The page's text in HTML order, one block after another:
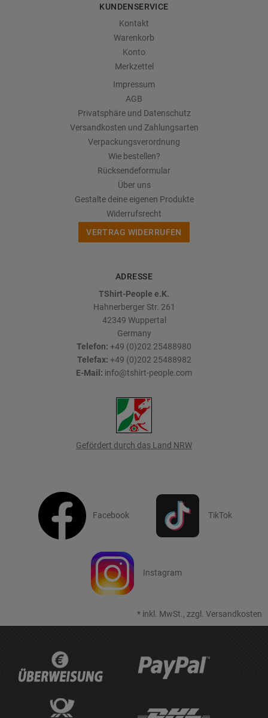
KUNDENSERVICE
Kontakt
Warenkorb
Konto
Merkzettel
Impressum
AGB
Privatsphäre und Datenschutz
Versandkosten und Zahlungsarten
Verpackungsverordnung
Wie bestellen?
Rücksendeformular
Über uns
Gestalte deine eigenen Produkte
Widerrufsrecht
VERTRAG WIDERRUFEN
ADRESSE
TShirt-People e.K.
Hahnerberger Str. 261
42349 Wuppertal
Germany
Telefon: +49 (0)202 25488980
Telefax: +49 (0)202 25488982
E-Mail: info@tshirt-people.com
Gefördert durch das Land NRW
Facebook TikTok
Instagram
* inkl. MwSt., zzgl. Versandkosten